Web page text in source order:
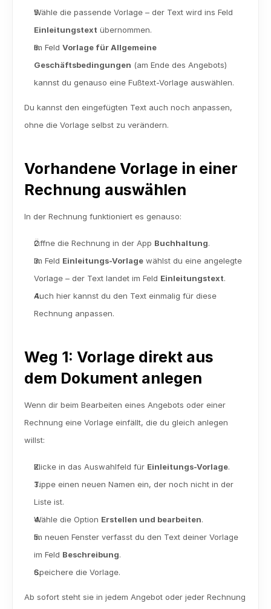
Einleitungstext übernommen.
Im Feld Vorlage für Allgemeine
Geschäftsbedingungen (am Ende des Angebots)
kannst du genauso eine Fußtext-Vorlage auswählen.
Du kannst den eingefügten Text auch noch anpassen,
ohne die Vorlage selbst zu verändern.
Vorhandene Vorlage in einer
Rechnung auswählen
In der Rechnung funktioniert es genauso:
Öffne die Rechnung in der App Buchhaltung.
Im Feld Einleitungs-Vorlage wählst du eine angelegte
Vorlage – der Text landet im Feld Einleitungstext.
Auch hier kannst du den Text einmalig für diese
Rechnung anpassen.
Weg 1: Vorlage direkt aus
dem Dokument anlegen
Wenn dir beim Bearbeiten eines Angebots oder einer
Rechnung eine Vorlage einfällt, die du gleich anlegen
willst:
Klicke in das Auswahlfeld für Einleitungs-Vorlage.
Tippe einen neuen Namen ein, der noch nicht in der
Liste ist.
Wähle die Option Erstellen und bearbeiten.
Im neuen Fenster verfasst du den Text deiner Vorlage
im Feld Beschreibung.
Speichere die Vorlage.
Ab sofort steht sie in jedem Angebot oder jeder Rechnung